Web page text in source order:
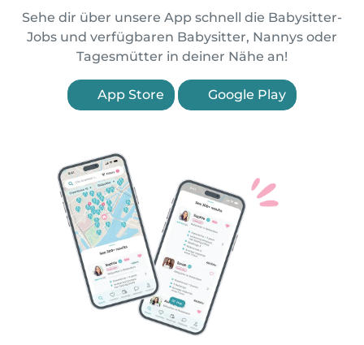
Sehe dir über unsere App schnell die Babysitter-
Jobs und verfügbaren Babysitter, Nannys oder
Tagesmütter in deiner Nähe an!
App Store Google Play